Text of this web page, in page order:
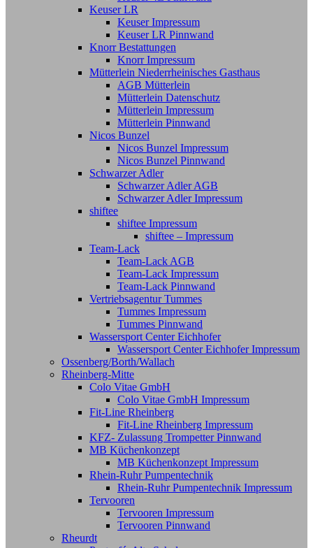
Keuser LR
Keuser Impressum
Keuser LR Pinnwand
Knorr Bestattungen
Knorr Impressum
Mütterlein Niederrheinisches Gasthaus
AGB Mütterlein
Mütterlein Datenschutz
Mütterlein Impressum
Mütterlein Pinnwand
Nicos Bunzel
Nicos Bunzel Impressum
Nicos Bunzel Pinnwand
Schwarzer Adler
Schwarzer Adler AGB
Schwarzer Adler Impressum
shiftee
shiftee Impressum
shiftee – Impressum
Team-Lack
Team-Lack AGB
Team-Lack Impressum
Team-Lack Pinnwand
Vertriebsagentur Tummes
Tummes Impressum
Tummes Pinnwand
Wassersport Center Eichhofer
Wassersport Center Eichhofer Impressum
Ossenberg/Borth/Wallach
Rheinberg-Mitte
Colo Vitae GmbH
Colo Vitae GmbH Impressum
Fit-Line Rheinberg
Fit-Line Rheinberg Impressum
KFZ- Zulassung Trompetter Pinnwand
MB Küchenkonzept
MB Küchenkonzept Impressum
Rhein-Ruhr Pumpentechnik
Rhein-Ruhr Pumpentechnik Impressum
Tervooren
Tervooren Impressum
Tervooren Pinnwand
Rheurdt